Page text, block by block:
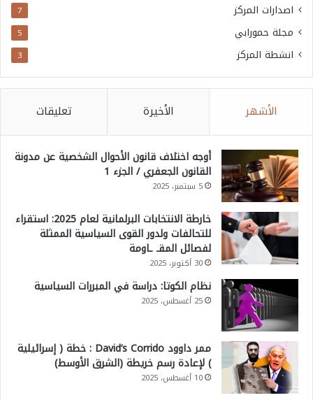
اصدارات المركز 7
مجلة حمورابي 5
انشطة المركز 3
الأشهر الأخيرة تعليقات
أوجه اختلاف قانون الأحوال الشخصية عن مدونة
القانون الجعفري / الجزء 1
5 سبتمبر، 2025
خارطة الانتخابات البرلمانية لعام 2025: استقراء
للتحالفات ولدور القوى السياسية الممثلة
لفصائل المقـ ـاومة
30 أكتوبر، 2025
نظام الكوتا: دراسة في المبررات السياسية
25 أغسطس، 2025
ممر داوود David’s Corrido : خطة ( إسرائيلية
) لإعادة رسم خريطة (الشرق الأوسط)
10 أغسطس، 2025